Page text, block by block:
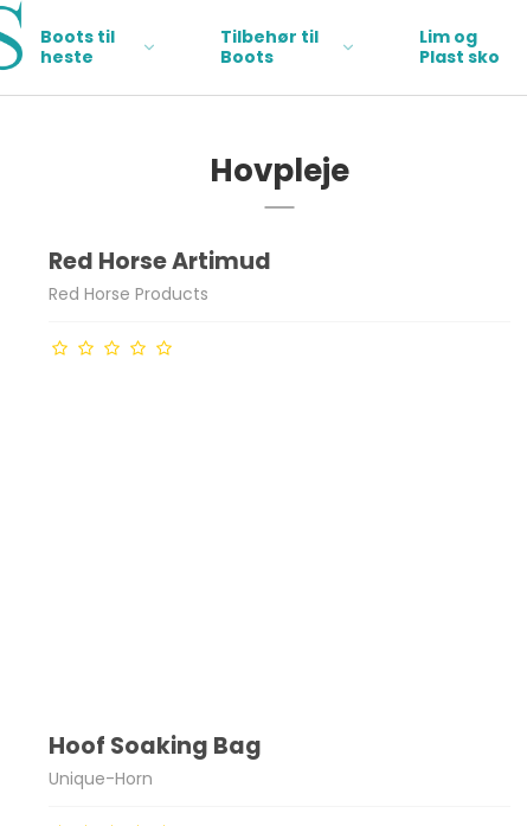
Boots til
heste
Tilbehør til
Boots
Lim og
Plast sko
Hovpleje
Red Horse Artimud
Red Horse Products
Hoof Soaking Bag
Unique-Horn